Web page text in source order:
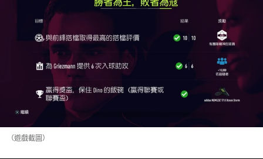
（遊戲截圖）